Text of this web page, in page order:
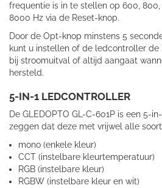
frequentie is in te stellen op 600,
8000 Hz via de Reset-knop.
Door de Opt-knop minstens 5
kunt u instellen of de ledcontroller
bij stroomuitval of altijd aangaat
hersteld.
5-IN-1 LEDCONTROLLER
De GLEDOPTO GL-C-601P is een 5-
zeggen dat deze met vrijwel alle
mono (enkele kleur)
CCT (instelbare kleurtemperatuur)
RGB (instelbare kleur)
RGBW (instelbare kleur en wit)